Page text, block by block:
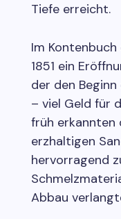
Tiefe erreicht.
Im
1851 ein
der den
– viel Geld für
früh erkannten
erzhaltigen
hervorragend
Abbau